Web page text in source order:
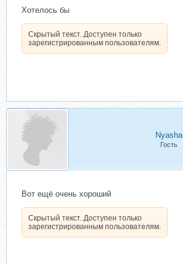
Хотелось бы
Скрытый текст. Доступен только
зарегистрированным пользователям.
Nyasha
Гость
Вот ещё очень хороший
Скрытый текст. Доступен только
зарегистрированным пользователям.